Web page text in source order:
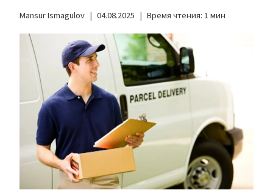
Mansur Ismagulov 04.08.2025 Время чтения: 1 мин